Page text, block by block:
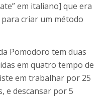
em italiano] que era
criar um método
Pomodoro tem duas
em quatro tempo de
em trabalhar por 25
e descansar por 5